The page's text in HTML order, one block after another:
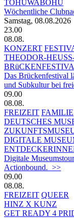
TOHUWABOHU
Wöchentliche
Samstag, 08.08.2026
23.00
08.08.
KONZERT
THEODOR-
Das Brückenfestival
und Subkultur bei
09.00
08.08.
FREIZEIT FAMILIE
DEUTSCHES
DIGITALE
Digitale
Actionbound. >>
09.00
08.08.
FREIZEIT QUEER
HINZ X KUNZ
GET READY 4